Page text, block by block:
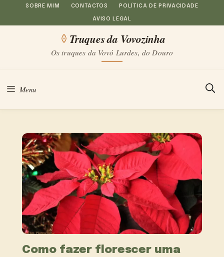
Saltar
para
conteúdo
SOBRE MIM CONTACTOS POLÍTICA DE PRIVACIDADE
AVISO LEGAL
Truques da Vovozinha
Os truques da Vovó Lurdes, do Douro
Menu
Como fazer florescer uma